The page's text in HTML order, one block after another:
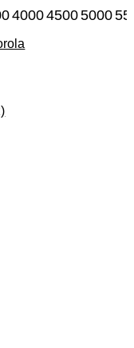
400045005000